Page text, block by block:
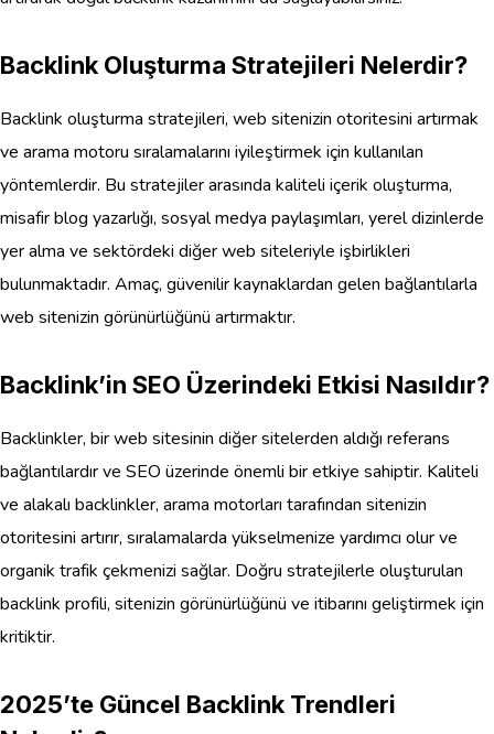
Backlink Oluşturma Stratejileri Nelerdir?
Backlink oluşturma stratejileri, web sitenizin otoritesini artırmak
ve arama motoru sıralamalarını iyileştirmek için kullanılan
yöntemlerdir. Bu stratejiler arasında kaliteli içerik oluşturma,
misafir blog yazarlığı, sosyal medya paylaşımları, yerel dizinlerde
yer alma ve sektördeki diğer web siteleriyle işbirlikleri
bulunmaktadır. Amaç, güvenilir kaynaklardan gelen bağlantılarla
web sitenizin görünürlüğünü artırmaktır.
Backlink’in SEO Üzerindeki Etkisi Nasıldır?
Backlinkler, bir web sitesinin diğer sitelerden aldığı referans
bağlantılardır ve SEO üzerinde önemli bir etkiye sahiptir. Kaliteli
ve alakalı backlinkler, arama motorları tarafından sitenizin
otoritesini artırır, sıralamalarda yükselmenize yardımcı olur ve
organik trafik çekmenizi sağlar. Doğru stratejilerle oluşturulan
backlink profili, sitenizin görünürlüğünü ve itibarını geliştirmek için
kritiktir.
2025’te Güncel Backlink Trendleri